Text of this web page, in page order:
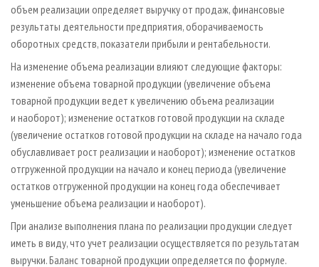
объем реализации определяет выручку от продаж, финансовые
результаты деятельности предприятия, оборачиваемость
оборотных средств, показатели прибыли и рентабельности.
На изменение объема реализации влияют следующие факторы:
изменение объема товарной продукции (увеличение объема
товарной продукции ведет к увеличению объема реализации
и наоборот); изменение остатков готовой продукции на складе
(увеличение остатков готовой продукции на складе на начало года
обуславливает рост реализации и наоборот); изменение остатков
отгруженной продукции на начало и конец периода (увеличение
остатков отгруженной продукции на конец года обеспечивает
уменьшение объема реализации и наоборот).
При анализе выполнения плана по реализации продукции следует
иметь в виду, что учет реализации осуществляется по результатам
выручки. Баланс товарной продукции определяется по формуле.